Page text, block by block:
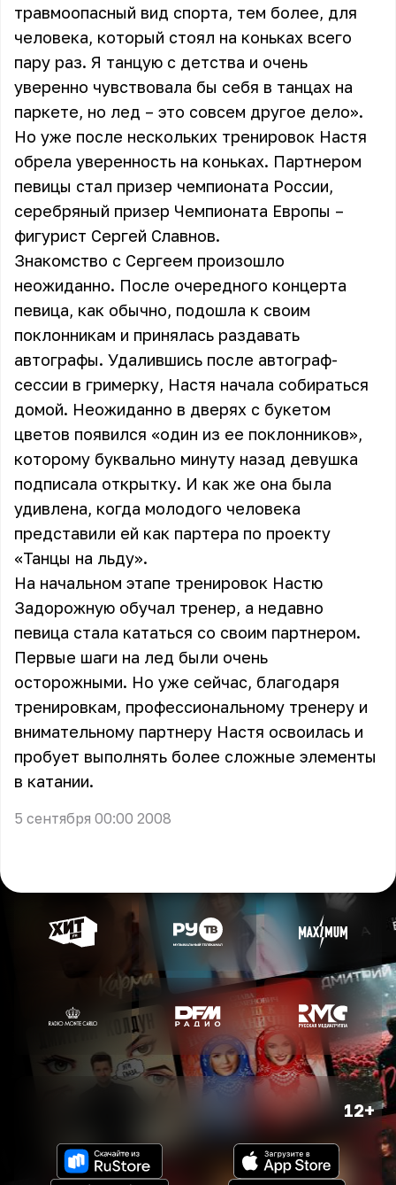
травмоопасный вид спорта, тем более, для
человека, который стоял на коньках всего
пару раз. Я танцую с детства и очень
уверенно чувствовала бы себя в танцах на
паркете, но лед – это совсем другое дело».
Но уже после нескольких тренировок Настя
обрела уверенность на коньках. Партнером
певицы стал призер чемпионата России,
серебряный призер Чемпионата Европы –
фигурист Сергей Славнов.
Знакомство с Сергеем произошло
неожиданно. После очередного концерта
певица, как обычно, подошла к своим
поклонникам и принялась раздавать
автографы. Удалившись после автограф-
сессии в гримерку, Настя начала собираться
домой. Неожиданно в дверях с букетом
цветов появился «один из ее поклонников»,
которому буквально минуту назад девушка
подписала открытку. И как же она была
удивлена, когда молодого человека
представили ей как партера по проекту
«Танцы на льду».
На начальном этапе тренировок Настю
Задорожную обучал тренер, а недавно
певица стала кататься со своим партнером.
Первые шаги на лед были очень
осторожными. Но уже сейчас, благодаря
тренировкам, профессиональному тренеру и
внимательному партнеру Настя освоилась и
пробует выполнять более сложные элементы
в катании.
5 сентября 00:00 2008
12+